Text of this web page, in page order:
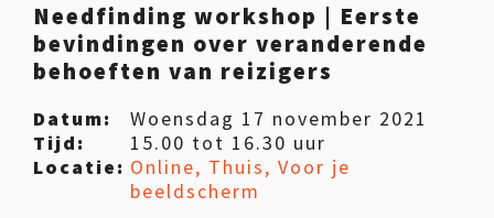
Needfinding workshop | Eerste
bevindingen over veranderende
behoeften van reizigers
Datum:
Woensdag 17 november 2021
Tijd:
15.00 tot 16.30 uur
Locatie: Online, Thuis, Voor je
beeldscherm